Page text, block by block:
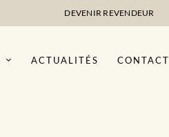
DEVENIR REVENDEUR
ACTUALITÉS CONTACT